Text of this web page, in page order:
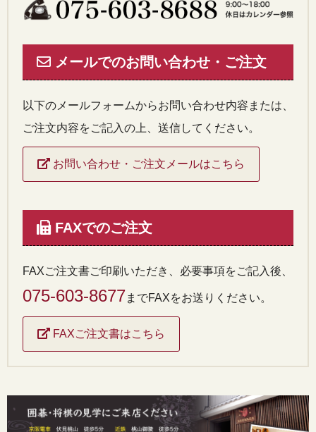
メールでのお問い合わせ・ご注文
以下のメールフォームからお問い合わせ内容または、
ご注文内容をご記入の上、送信してください。
お問い合わせ・ご注文メールはこちら
FAXでのご注文
FAXご注文書ご印刷いただき、必要事項をご記入後、
075-603-8677までFAXをお送りください。
FAXご注文書はこちら